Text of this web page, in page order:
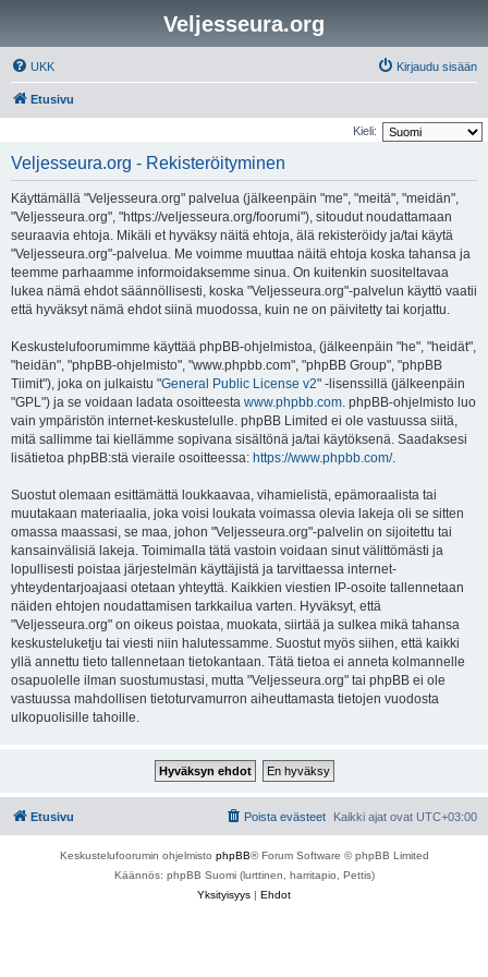
Veljesseura.org
UKK Kirjaudu sisään
Etusivu
Kieli:
Veljesseura.org - Rekisteröityminen
Käyttämällä "Veljesseura.org" palvelua (jälkeenpäin "me", "meitä", "meidän",
"Veljesseura.org", "https://veljesseura.org/foorumi"), sitoudut noudattamaan
seuraavia ehtoja. Mikäli et hyväksy näitä ehtoja, älä rekisteröidy ja/tai käytä
"Veljesseura.org"-palvelua. Me voimme muuttaa näitä ehtoja koska tahansa ja
teemme parhaamme informoidaksemme sinua. On kuitenkin suositeltavaa
lukea nämä ehdot säännöllisesti, koska "Veljesseura.org"-palvelun käyttö vaatii
että hyväksyt nämä ehdot siinä muodossa, kuin ne on päivitetty tai korjattu.
Keskustelufoorumimme käyttää phpBB-ohjelmistoa, (jälkeenpäin "he", "heidät",
"heidän", "phpBB-ohjelmisto", "www.phpbb.com", "phpBB Group", "phpBB
Tiimit"), joka on julkaistu "General Public License v2" -lisenssillä (jälkeenpäin
"GPL") ja se voidaan ladata osoitteesta www.phpbb.com. phpBB-ohjelmisto luo
vain ympäristön internet-keskustelulle. phpBB Limited ei ole vastuussa siitä,
mitä sallimme tai kiellämme sopivana sisältönä ja/tai käytöksenä. Saadaksesi
lisätietoa phpBB:stä vieraile osoitteessa: https://www.phpbb.com/.
Suostut olemaan esittämättä loukkaavaa, vihamielistä, epämoraalista tai
muutakaan materiaalia, joka voisi loukata voimassa olevia lakeja oli se sitten
omassa maassasi, se maa, johon "Veljesseura.org"-palvelin on sijoitettu tai
kansainvälisiä lakeja. Toimimalla tätä vastoin voidaan sinut välittömästi ja
lopullisesti poistaa järjestelmän käyttäjistä ja tarvittaessa internet-
yhteydentarjoajaasi otetaan yhteyttä. Kaikkien viestien IP-osoite tallennetaan
näiden ehtojen noudattamisen tarkkailua varten. Hyväksyt, että
"Veljesseura.org" on oikeus poistaa, muokata, siirtää ja sulkea mikä tahansa
keskusteluketju tai viesti niin halutessamme. Suostut myös siihen, että kaikki
yllä annettu tieto tallennetaan tietokantaan. Tätä tietoa ei anneta kolmannelle
osapuolelle ilman suostumustasi, mutta "Veljesseura.org" tai phpBB ei ole
vastuussa mahdollisen tietoturvamurron aiheuttamasta tietojen vuodosta
ulkopuolisille tahoille.
Etusivu Kaikki ajat ovat UTC+03:00
Poista evästeet
Keskustelufoorumin ohjelmisto phpBB® Forum Software © phpBB Limited
Käännös: phpBB Suomi (lurttinen, harritapio, Pettis)
Yksityisyys | Ehdot